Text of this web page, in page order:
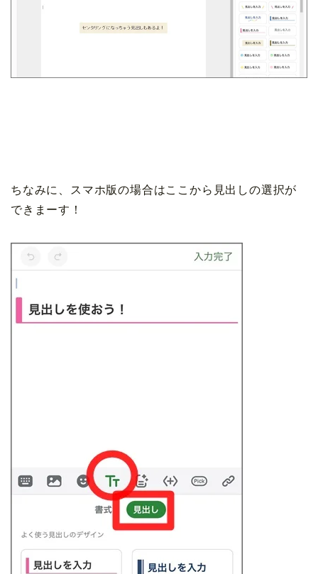
ちなみに、スマホ版の場合はここから見出しの選択が
できまーす！